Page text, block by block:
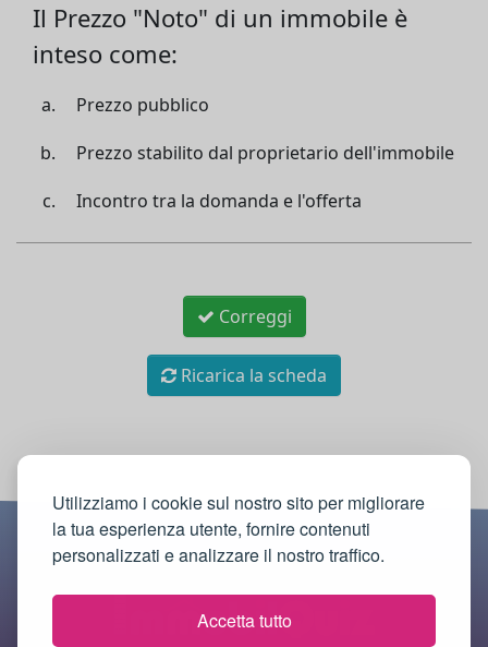
Utilizziamo i cookie sul nostro sito per migliorare
la tua esperienza utente, fornire contenuti
personalizzati e analizzare il nostro traffico.
Accetta tutto
Il Prezzo "Noto" di un immobile è
inteso come:
Prezzo pubblico
Prezzo stabilito dal proprietario dell'immobile
Incontro tra la domanda e l'offerta
Correggi
Ricarica la scheda